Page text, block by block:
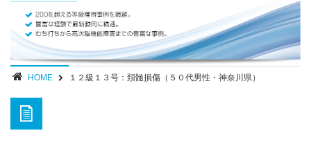
認定実績
- 後遺障害等級認定実績（初回申請）
- 後遺障害等級認定実績（異議申立）
部位別症状
HOME １２級１３号：頚髄損傷（５０代男性・神奈川県）